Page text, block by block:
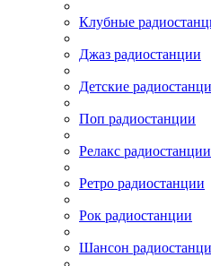
Клубные
Джаз радиостанции
Детские
Поп радиостанции
Релакс радиостанции
Ретро радиостанции
Рок радиостанции
Шансон